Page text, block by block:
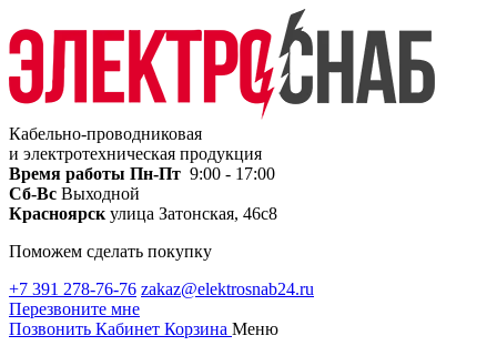
Кабельно-проводниковая
и электротехническая продукция
Время работы Пн-Пт 9:00 - 17:00
Сб-Вс Выходной
Красноярск улица Затонская, 46с8
Поможем сделать покупку
+7 391 278-76-76 zakaz@elektrosnab24.ru
Перезвоните мне
Позвонить Кабинет Корзина Меню